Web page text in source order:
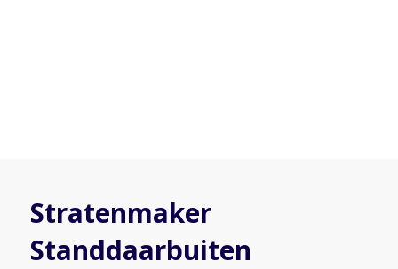
Stratenmaker
Standdaarbuiten